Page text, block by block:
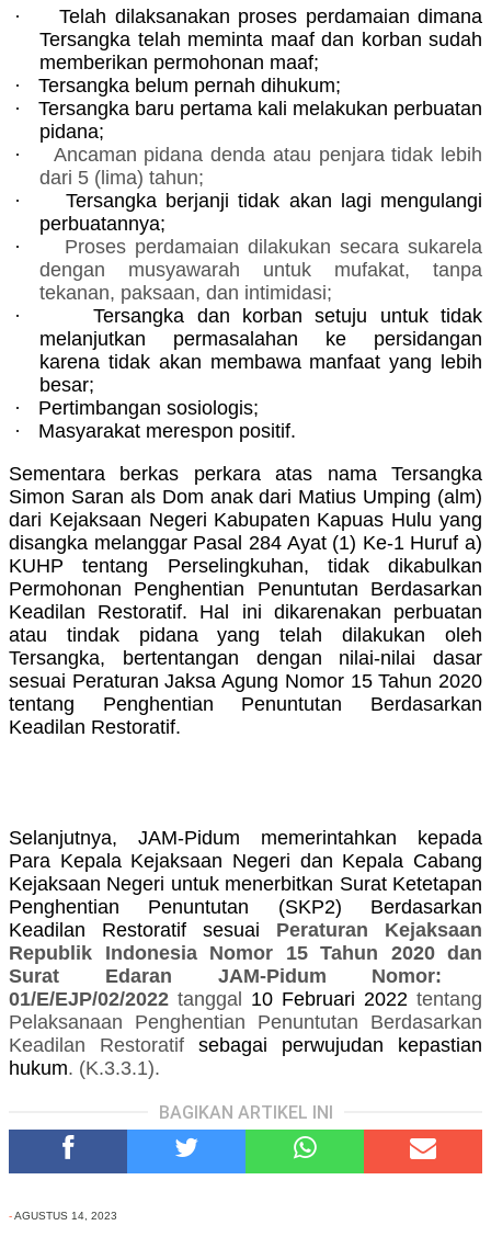
·
Telah dilaksanakan proses perdamaian dimana
Tersangka telah meminta maaf dan korban sudah
memberikan permohonan maaf;
·
Tersangka belum pernah dihukum;
·
Tersangka baru pertama kali melakukan perbuatan
pidana;
·
Ancaman pidana denda atau penjara tidak lebih
dari 5 (lima) tahun;
·
Tersangka berjanji tidak akan lagi mengulangi
perbuatannya;
·
Proses perdamaian dilakukan secara sukarela
dengan musyawarah untuk mufakat, tanpa
tekanan, paksaan, dan intimidasi;
·
Tersangka dan korban setuju untuk tidak
melanjutkan permasalahan ke persidangan
karena tidak akan membawa manfaat yang lebih
besar;
·
Pertimbangan sosiologis;
·
Masyarakat merespon positif.
Sementara berkas perkara atas nama Tersangka
Simon Saran als Dom anak dari Matius Umping (alm)
dari Kejaksaan Negeri Kabupaten Kapuas Hulu yang
disangka melanggar Pasal 284 Ayat (1) Ke-1 Huruf a)
KUHP tentang Perselingkuhan, tidak dikabulkan
Permohonan Penghentian Penuntutan Berdasarkan
Keadilan Restoratif. Hal ini dikarenakan perbuatan
atau tindak pidana yang telah dilakukan oleh
Tersangka, bertentangan dengan nilai-nilai dasar
sesuai Peraturan Jaksa Agung Nomor 15 Tahun 2020
tentang Penghentian Penuntutan Berdasarkan
Keadilan Restoratif.
Selanjutnya, JAM-Pidum memerintahkan kepada
Para Kepala Kejaksaan Negeri dan Kepala Cabang
Kejaksaan Negeri untuk menerbitkan Surat Ketetapan
Penghentian Penuntutan (SKP2) Berdasarkan
Keadilan Restoratif sesuai Peraturan Kejaksaan
Republik Indonesia Nomor 15 Tahun 2020 dan
Surat Edaran JAM-Pidum Nomor:
01/E/EJP/02/2022 tanggal 10 Februari 2022 tentang
Pelaksanaan Penghentian Penuntutan Berdasarkan
Keadilan Restoratif sebagai perwujudan kepastian
hukum. (K.3.3.1).
BAGIKAN ARTIKEL INI
-AGUSTUS 14, 2023